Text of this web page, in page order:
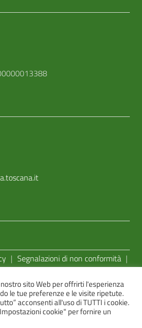
Utili
| Segnalazioni di non conformità |
Online Systems S.r.l.
sito Web per offrirti l'esperienza
le tue preferenze e le visite ripetute.
acconsenti all'uso di TUTTI i cookie.
cookie" per fornire un